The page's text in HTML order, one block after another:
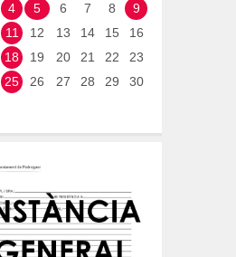
4 5 6 7 8
9
11 12 13 14 15
16
18 19 20 21 22
23
25 26 27 28 29
30